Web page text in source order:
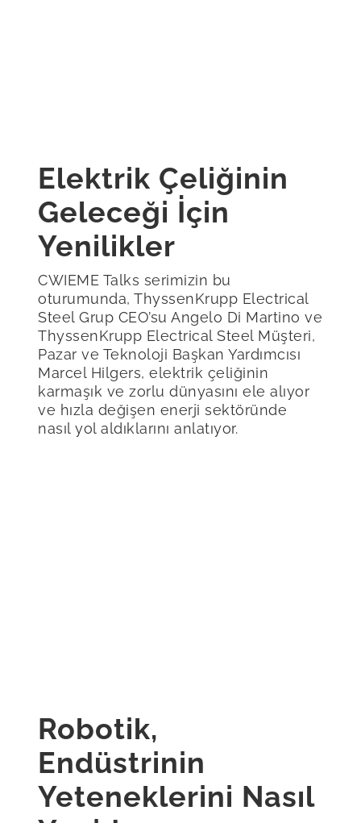
Elektrik Çeliğinin
Geleceği İçin
Yenilikler
CWIEME Talks serimizin bu
oturumunda, ThyssenKrupp Electrical
Steel Grup CEO’su Angelo Di Martino ve
ThyssenKrupp Electrical Steel Müşteri,
Pazar ve Teknoloji Başkan Yardımcısı
Marcel Hilgers, elektrik çeliğinin
karmaşık ve zorlu dünyasını ele alıyor
ve hızla değişen enerji sektöründe
nasıl yol aldıklarını anlatıyor.
Robotik,
Endüstrinin
Yeteneklerini Nasıl